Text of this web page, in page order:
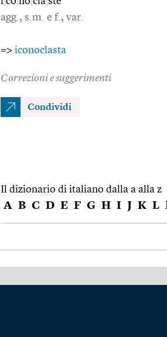
agg., s.m. e f., var.
=> iconoclasta
Correzioni e suggerimenti
Condividi
Il dizionario di italiano dalla a alla z
A B C D E F G H I J K L